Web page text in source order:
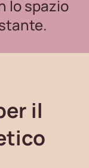
lo spazio
il